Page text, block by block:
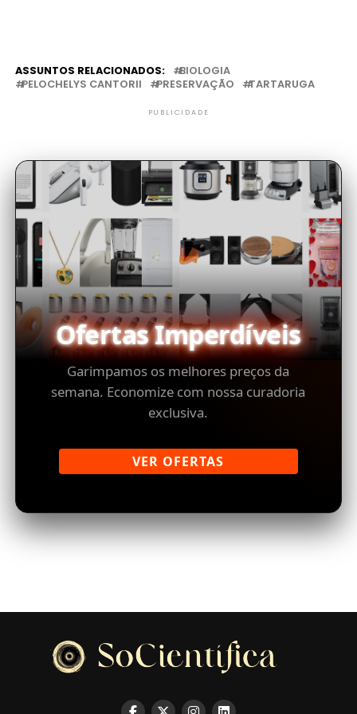
ASSUNTOS RELACIONADOS:
BIOLOGIA
PELOCHELYS CANTORII
PRESERVAÇÃO TARTARUGA
PUBLICIDADE
Ofertas Imperdíveis
Garimpamos os melhores preços da
semana. Economize com nossa curadoria
exclusiva.
VER OFERTAS